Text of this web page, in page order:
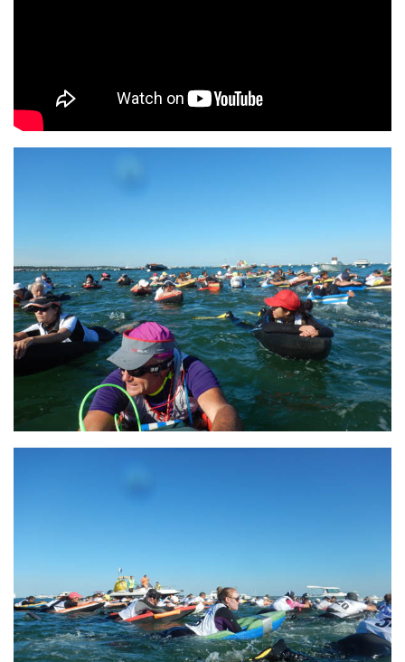
AUDIOVISUEL
Agenda
Les Palmes du Lac
Résultats Compétitions
MATERIEL
Section Matériel
Occasions